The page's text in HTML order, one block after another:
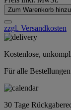
Zum Warenkorb
zzgl. Versandkosten
Kostenlose,
Für alle
30 Tage